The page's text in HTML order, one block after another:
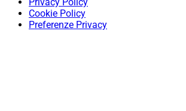
Cookie Policy
Preferenze Privacy